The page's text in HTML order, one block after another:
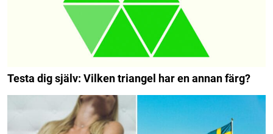
Testa dig själv: Vilken triangel har en annan färg?